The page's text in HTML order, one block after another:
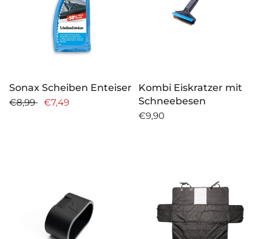
Sonax Scheiben Enteiser
€8,99
€7,49
Kombi Eiskratzer mit
Schneebesen
€9,90